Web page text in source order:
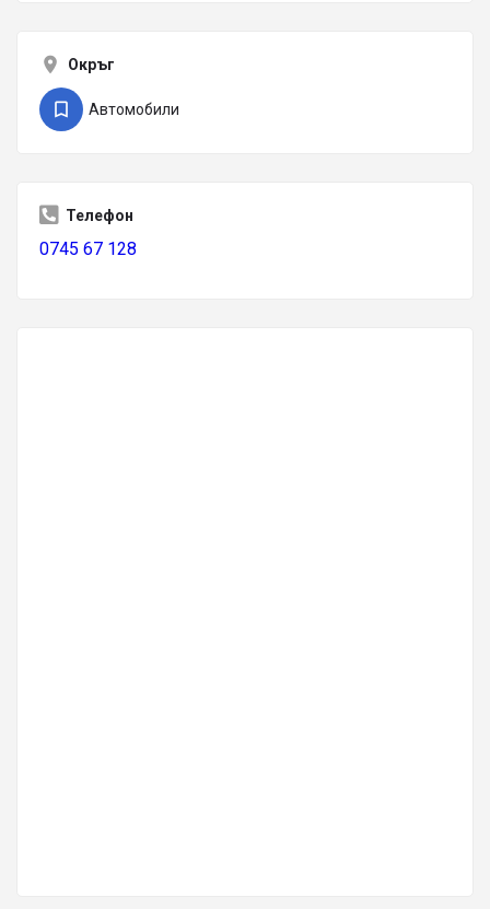
Окръг
Автомобили
Телефон
0745 67 128